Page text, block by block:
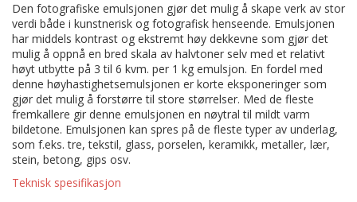
Den fotografiske emulsjonen gjør det mulig å skape verk av stor
verdi både i kunstnerisk og fotografisk henseende. Emulsjonen
har middels kontrast og ekstremt høy dekkevne som gjør det
mulig å oppnå en bred skala av halvtoner selv med et relativt
høyt utbytte på 3 til 6 kvm. per 1 kg emulsjon. En fordel med
denne høyhastighetsemulsjonen er korte eksponeringer som
gjør det mulig å forstørre til store størrelser. Med de fleste
fremkallere gir denne emulsjonen en nøytral til mildt varm
bildetone. Emulsjonen kan spres på de fleste typer av underlag,
som f.eks. tre, tekstil, glass, porselen, keramikk, metaller, lær,
stein, betong, gips osv.
Teknisk spesifikasjon